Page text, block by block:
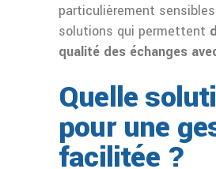
particulièrement
solutions qui permettent
qualité des échanges
Quelle
pour une
facilitée ?